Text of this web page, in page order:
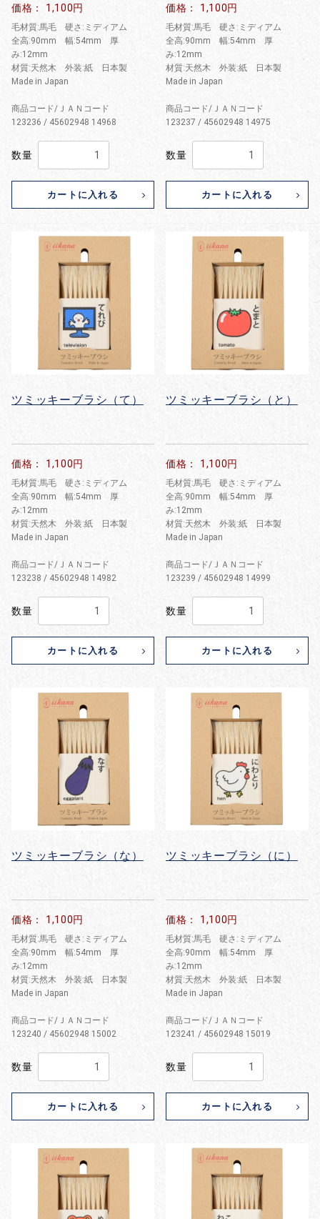
価格： 1,100円
毛材質:馬毛 硬さ:ミディアム
全高:90mm 幅:54mm 厚
み:12mm
材質:天然木 外装:紙 日本製
Made in Japan
商品コード/ＪＡＮコード
123236 / 45602948 14968
数量
カートに入れる
価格： 1,100円
毛材質:馬毛 硬さ:ミディアム
全高:90mm 幅:54mm 厚
み:12mm
材質:天然木 外装:紙 日本製
Made in Japan
商品コード/ＪＡＮコード
123237 / 45602948 14975
数量
カートに入れる
ツミッキーブラシ（て）
価格： 1,100円
毛材質:馬毛 硬さ:ミディアム
全高:90mm 幅:54mm 厚
み:12mm
材質:天然木 外装:紙 日本製
Made in Japan
商品コード/ＪＡＮコード
123238 / 45602948 14982
数量
カートに入れる
ツミッキーブラシ（と）
価格： 1,100円
毛材質:馬毛 硬さ:ミディアム
全高:90mm 幅:54mm 厚
み:12mm
材質:天然木 外装:紙 日本製
Made in Japan
商品コード/ＪＡＮコード
123239 / 45602948 14999
数量
カートに入れる
ツミッキーブラシ（な）
価格： 1,100円
毛材質:馬毛 硬さ:ミディアム
全高:90mm 幅:54mm 厚
み:12mm
材質:天然木 外装:紙 日本製
Made in Japan
商品コード/ＪＡＮコード
123240 / 45602948 15002
数量
カートに入れる
ツミッキーブラシ（に）
価格： 1,100円
毛材質:馬毛 硬さ:ミディアム
全高:90mm 幅:54mm 厚
み:12mm
材質:天然木 外装:紙 日本製
Made in Japan
商品コード/ＪＡＮコード
123241 / 45602948 15019
数量
カートに入れる